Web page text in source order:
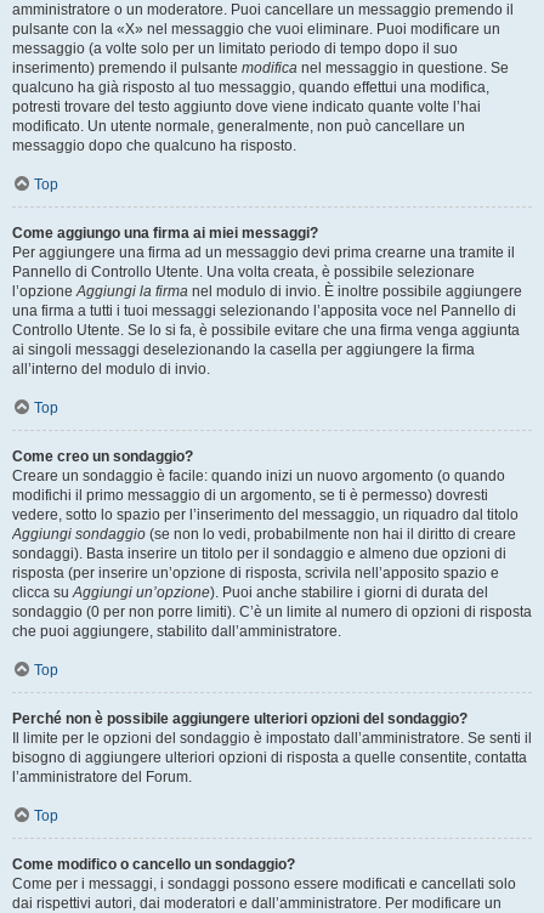
amministratore o un moderatore. Puoi cancellare un messaggio premendo il
pulsante con la «X» nel messaggio che vuoi eliminare. Puoi modificare un
messaggio (a volte solo per un limitato periodo di tempo dopo il suo
inserimento) premendo il pulsante modifica nel messaggio in questione. Se
qualcuno ha già risposto al tuo messaggio, quando effettui una modifica,
potresti trovare del testo aggiunto dove viene indicato quante volte l’hai
modificato. Un utente normale, generalmente, non può cancellare un
messaggio dopo che qualcuno ha risposto.
Top
Come aggiungo una firma ai miei messaggi?
Per aggiungere una firma ad un messaggio devi prima crearne una tramite il
Pannello di Controllo Utente. Una volta creata, è possibile selezionare
l’opzioneAggiungi la firma nel modulo di invio. È inoltre possibile aggiungere
una firma a tutti i tuoi messaggi selezionando l’apposita voce nel Pannello di
Controllo Utente. Se lo si fa, è possibile evitare che una firma venga aggiunta
ai singoli messaggi deselezionando la casella per aggiungere la firma
all’interno del modulo di invio.
Top
Come creo un sondaggio?
Creare un sondaggio è facile: quando inizi un nuovo argomento (o quando
modifichi il primo messaggio di un argomento, se ti è permesso) dovresti
vedere, sotto lo spazio per l’inserimento del messaggio, un riquadro dal titolo
Aggiungi sondaggio (se non lo vedi, probabilmente non hai il diritto di creare
sondaggi). Basta inserire un titolo per il sondaggio e almeno due opzioni di
risposta (per inserire un’opzione di risposta, scrivila nell’apposito spazio e
clicca suAggiungi un’opzione). Puoi anche stabilire i giorni di durata del
sondaggio (0 per non porre limiti). C’è un limite al numero di opzioni di risposta
che puoi aggiungere, stabilito dall’amministratore.
Top
Perché non è possibile aggiungere ulteriori opzioni del sondaggio?
Il limite per le opzioni del sondaggio è impostato dall’amministratore. Se senti il
bisogno di aggiungere ulteriori opzioni di risposta a quelle consentite, contatta
l’amministratore del Forum.
Top
Come modifico o cancello un sondaggio?
Come per i messaggi, i sondaggi possono essere modificati e cancellati solo
dai rispettivi autori, dai moderatori e dall’amministratore. Per modificare un